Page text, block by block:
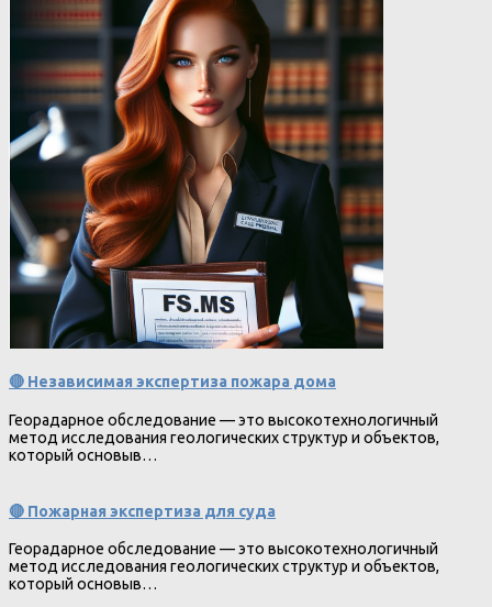
🔴 Независимая экспертиза пожара дома
Георадарное обследование — это высокотехнологичный
метод исследования геологических структур и объектов,
который основыв…
🔴 Пожарная экспертиза для суда
Георадарное обследование — это высокотехнологичный
метод исследования геологических структур и объектов,
который основыв…